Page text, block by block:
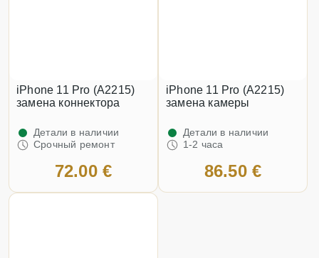
iPhone 11 Pro (A2215)
замена коннектора
Детали в наличии
Срочный ремонт
72.00 €
iPhone 11 Pro (A2215)
замена камеры
Детали в наличии
1-2 часа
86.50 €